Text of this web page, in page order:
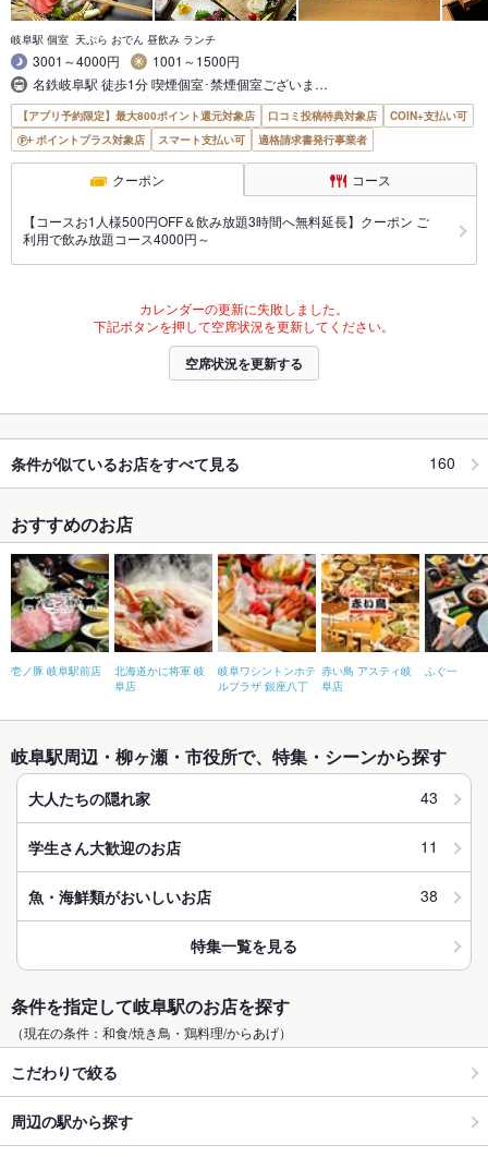
岐阜駅 個室 天ぷら おでん 昼飲み ランチ
3001～4000円
1001～1500円
名鉄岐阜駅 徒歩1分 喫煙個室･禁煙個室ございま…
【アプリ予約限定】最大800ポイント還元対象店 口コミ投稿特典対象店
COIN+支払い可
ポイントプラス対象店
スマート支払い可 適格請求書発行事業者
クーポン コース
【コースお1人様500円OFF＆飲み放題3時間へ無料延長】クーポン ご
利用で飲み放題コース4000円～
カレンダーの更新に失敗しました。
下記ボタンを押して空席状況を更新してください。
空席状況を更新する
条件が似ているお店をすべて見る 160
おすすめのお店
壱ノ豚 岐阜駅前店
北海道かに将軍 岐
阜店
岐阜ワシントンホテ
ルプラザ 銀座八丁
赤い鳥 アスティ岐
阜店
ふぐ一
岐阜駅周辺・柳ヶ瀬・市役所で、特集・シーンから探す
大人たちの隠れ家 43
学生さん大歓迎のお店 11
魚・海鮮類がおいしいお店 38
特集一覧を見る
条件を指定して岐阜駅のお店を探す
（現在の条件：和食/焼き鳥・鶏料理/からあげ）
こだわりで絞る
周辺の駅から探す